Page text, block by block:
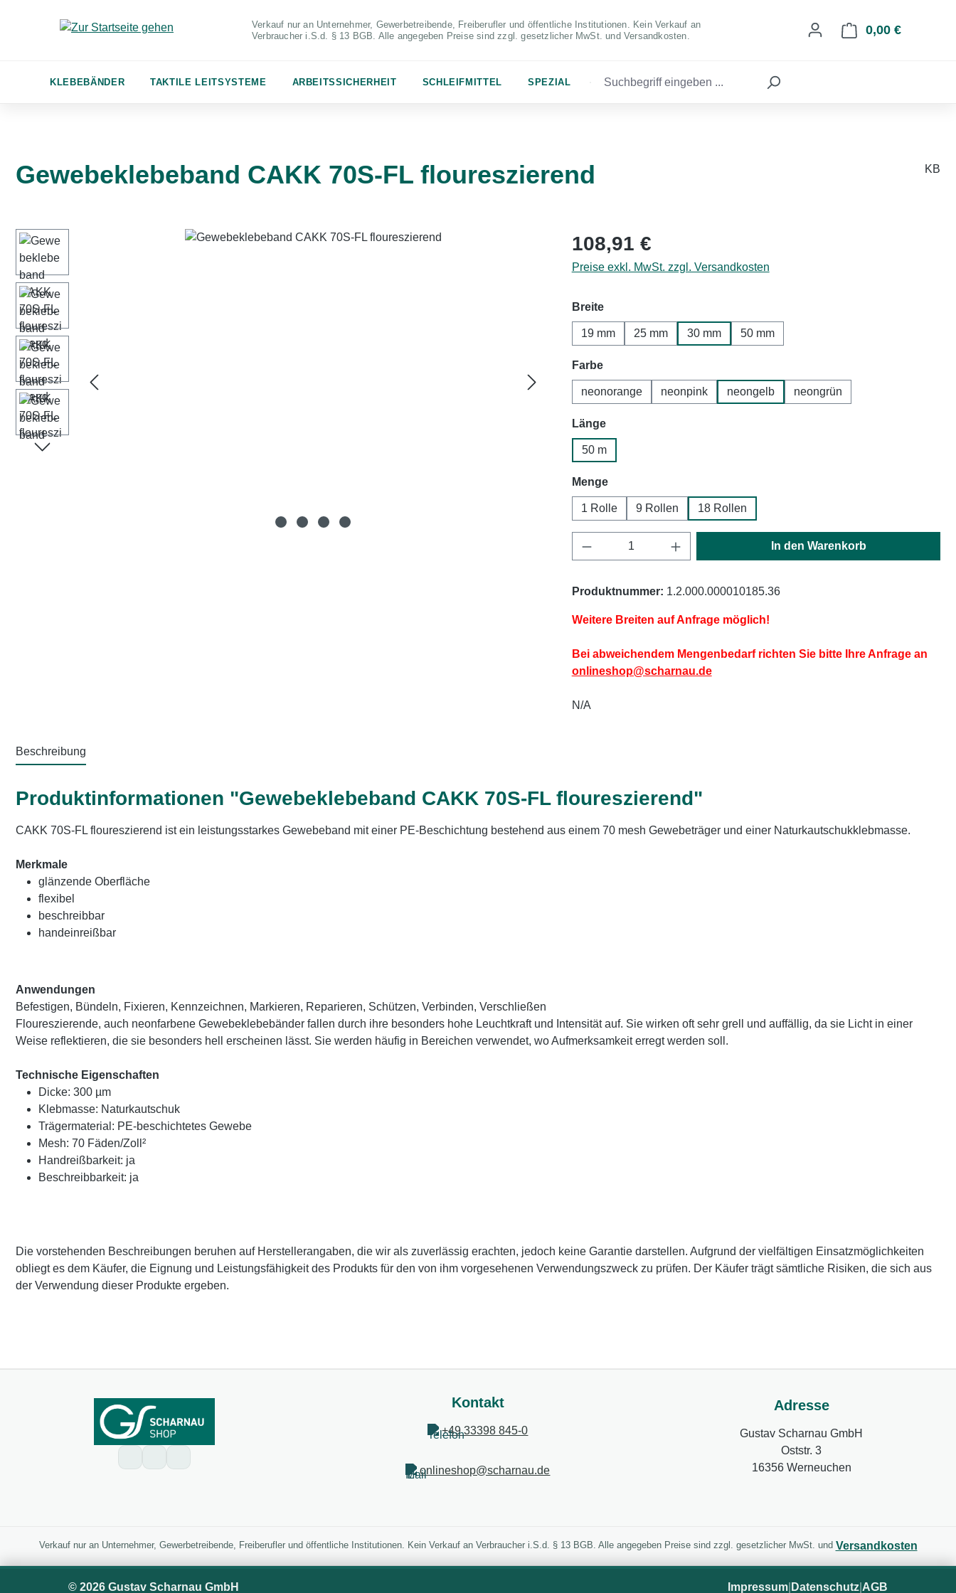
Verkauf nur an Unternehmer, Gewerbetreibende, Freiberufler und öffentliche Institutionen. Kein Verkauf an
Verbraucher i.S.d. § 13 BGB. Alle angegeben Preise sind zzgl. gesetzlicher MwSt. und Versandkosten. 0,00 €
KLEBEBÄNDER TAKTILE LEITSYSTEME ARBEITSSICHERHEIT SCHLEIFMITTEL SPEZIAL
Gewebeklebeband CAKK 70S-FL floureszierend KB
Bildergalerie überspringen Regulärer Preis:
108,91 €
Preise exkl. MwSt. zzgl. Versandkosten
Breiteauswählen
19 mm 25 mm 30 mm 50 mm
Farbeauswählen
neonorange neonpink neongelb neongrün
Längeauswählen
50 m
Mengeauswählen
1 Rolle 9 Rollen 18 Rollen
Produkt Anzahl: Gib den gewünschten Wert ein
In den Warenkorb
Produktnummer: 1.2.000.000010185.36
Weitere Breiten auf Anfrage möglich!
Bei abweichendem Mengenbedarf richten Sie bitte Ihre Anfrage an
onlineshop@scharnau.de
N/A
Beschreibung
Produktinformationen "Gewebeklebeband CAKK 70S-FL floureszierend"
CAKK 70S-FL floureszierend ist ein leistungsstarkes Gewebeband mit einer PE-Beschichtung bestehend aus einem 70 mesh Gewebeträger und einer Naturkautschukklebmasse.
Merkmale
glänzende Oberfläche
flexibel
beschreibbar
handeinreißbar
Anwendungen
Befestigen, Bündeln, Fixieren, Kennzeichnen, Markieren, Reparieren, Schützen, Verbinden, Verschließen
Floureszierende, auch neonfarbene Gewebeklebebänder fallen durch ihre besonders hohe Leuchtkraft und Intensität auf. Sie wirken oft sehr grell und auffällig, da sie Licht in einer
Weise reflektieren, die sie besonders hell erscheinen lässt. Sie werden häufig in Bereichen verwendet, wo Aufmerksamkeit erregt werden soll.
Technische Eigenschaften
Dicke: 300 µm
Klebmasse: Naturkautschuk
Trägermaterial: PE-beschichtetes Gewebe
Mesh: 70 Fäden/Zoll²
Handreißbarkeit: ja
Beschreibbarkeit: ja
Die vorstehenden Beschreibungen beruhen auf Herstellerangaben, die wir als zuverlässig erachten, jedoch keine Garantie darstellen. Aufgrund der vielfältigen Einsatzmöglichkeiten
obliegt es dem Käufer, die Eignung und Leistungsfähigkeit des Produkts für den von ihm vorgesehenen Verwendungszweck zu prüfen. Der Käufer trägt sämtliche Risiken, die sich aus
der Verwendung dieser Produkte ergeben.
Kontakt
+49 33398 845-0
onlineshop@scharnau.de
Adresse
Gustav Scharnau GmbH
Oststr. 3
16356 Werneuchen
Verkauf nur an Unternehmer, Gewerbetreibende, Freiberufler und öffentliche Institutionen. Kein Verkauf an Verbraucher i.S.d. § 13 BGB. Alle angegeben Preise sind zzgl. gesetzlicher MwSt. und Versandkosten
© 2026 Gustav Scharnau GmbH Impressum Datenschutz AGB